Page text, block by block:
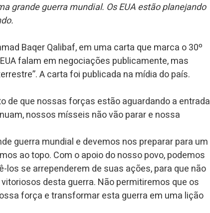
grande guerra mundial. Os EUA estão planejando
Baqer Qalibaf, em uma carta que marca o 30º
falam em negociações publicamente, mas
A carta foi publicada na mídia do país.
de que nossas forças estão aguardando a entrada
nossos mísseis não vão parar e nossa
guerra mundial e devemos nos preparar para um
ao topo. Com o apoio do nosso povo, podemos
los se arrependerem de suas ações, para que não
desta guerra. Não permitiremos que os
força e transformar esta guerra em uma lição